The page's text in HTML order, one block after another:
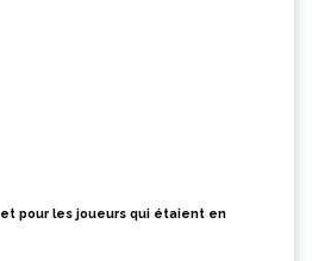
et pour les joueurs qui étaient en